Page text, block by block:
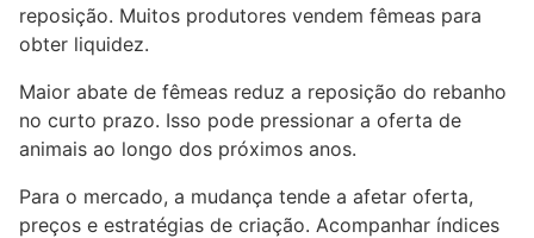
reposição. Muitos produtores vendem fêmeas para
obter liquidez.
Maior abate de fêmeas reduz a reposição do rebanho
no curto prazo. Isso pode pressionar a oferta de
animais ao longo dos próximos anos.
Para o mercado, a mudança tende a afetar oferta,
preços e estratégias de criação. Acompanhar índices